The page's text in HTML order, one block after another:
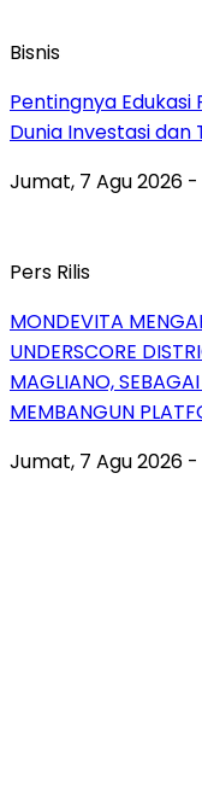
Bisnis
Pentingnya Edukasi
Dunia Investasi dan
Jumat, 7 Agu 2026 -
Pers Rilis
MONDEVITA
UNDERSCORE
MAGLIANO,
MEMBANGUN
Jumat, 7 Agu 2026 -